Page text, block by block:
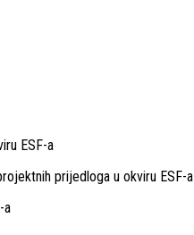
ESF-a
prijedloga u okviru ESF-a
a